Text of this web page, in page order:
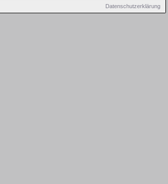
Datenschutzerklärung